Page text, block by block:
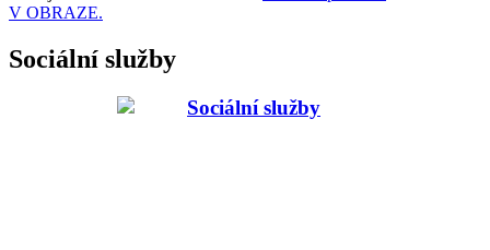
V OBRAZE.
Sociální služby